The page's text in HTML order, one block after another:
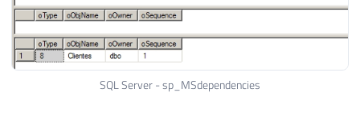
SQL Server - sp_MSdependencies